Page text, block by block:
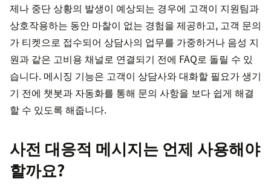
제나 중단 상황의 발생이 예상되는 경우에 고객이 지원팀과
상호작용하는 동안 마찰이 없는 경험을 제공하고, 고객 문의
가 티켓으로 접수되어 상담사의 업무를 가중하거나 음성 지
원과 같은 고비용 채널로 연결되기 전에 FAQ로 돌릴 수 있
습니다. 메시징 기능은 고객이 상담사와 대화할 필요가 생기
기 전에 챗봇과 자동화를 통해 문의 사항을 보다 쉽게 해결
할 수 있도록 해줍니다.
사전 대응적 메시지는 언제 사용해야
할까요?